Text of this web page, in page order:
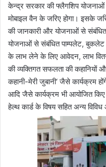
केन्द्र सरकार की फ्लैगशिप
मोबाइल वैन के जरिए होगा। इसके
की जानकारी और योजनाओं से
योजनाओं से संबंधित पाम्पलेट,
के लाभ लेने के लिए आवेदन, लाभ वितरण
की व्यक्तिगत सफलता की कहानियों
कहानी-मेरी जुबानी‘ जैसे कार्यक्रम
आदि जैसे कार्यक्रम भी आयोजित
हेल्थ कार्ड के विषय सहित अन्य